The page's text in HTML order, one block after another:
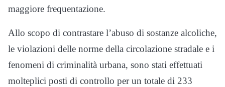
maggiore frequentazione.
Allo scopo di contrastare l’abuso di sostanze alcoliche,
le violazioni delle norme della circolazione stradale e i
fenomeni di criminalità urbana, sono stati effettuati
molteplici posti di controllo per un totale di 233